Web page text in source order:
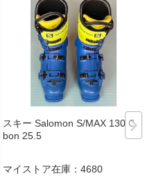
スキー Salomon S/MAX 130 Car
bon 25.5
マイストア在庫： 4680